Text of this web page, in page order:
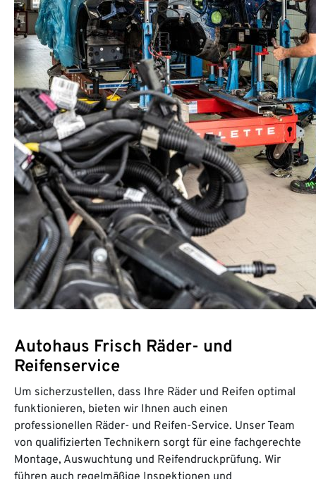
Autohaus Frisch Räder- und
Reifenservice
Um sicherzustellen, dass Ihre Räder und Reifen optimal
funktionieren, bieten wir Ihnen auch einen
professionellen Räder- und Reifen-Service. Unser Team
von qualifizierten Technikern sorgt für eine fachgerechte
Montage, Auswuchtung und Reifendruckprüfung. Wir